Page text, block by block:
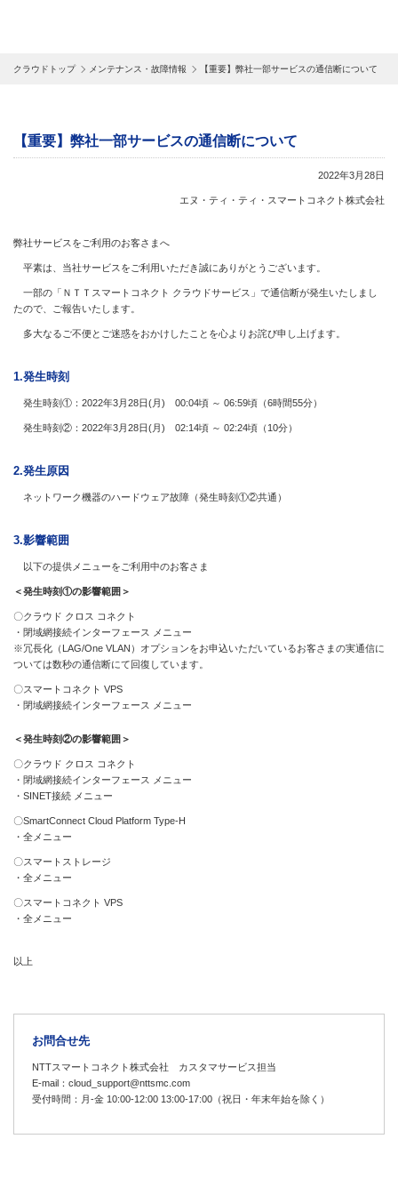
クラウドトップ メンテナンス・故障情報 【重要】弊社一部サービスの通信断について
【重要】弊社一部サービスの通信断について
2022年3月28日
エヌ・ティ・ティ・スマートコネクト株式会社
弊社サービスをご利用のお客さまへ
平素は、当社サービスをご利用いただき誠にありがとうございます。
一部の「ＮＴＴスマートコネクト クラウドサービス」で通信断が発生いたしまし
たので、ご報告いたします。
多大なるご不便とご迷惑をおかけしたことを心よりお詫び申し上げます。
1.発生時刻
発生時刻①：2022年3月28日(月) 00:04頃 ～ 06:59頃（6時間55分）
発生時刻②：2022年3月28日(月) 02:14頃 ～ 02:24頃（10分）
2.発生原因
ネットワーク機器のハードウェア故障（発生時刻①②共通）
3.影響範囲
以下の提供メニューをご利用中のお客さま
＜発生時刻①の影響範囲＞
〇クラウド クロス コネクト
・閉域網接続インターフェース メニュー
※冗長化（LAG/One VLAN）オプションをお申込いただいているお客さまの実通信に
ついては数秒の通信断にて回復しています。
〇スマートコネクト VPS
・閉域網接続インターフェース メニュー
＜発生時刻②の影響範囲＞
〇クラウド クロス コネクト
・閉域網接続インターフェース メニュー
・SINET接続 メニュー
〇SmartConnect Cloud Platform Type-H
・全メニュー
〇スマートストレージ
・全メニュー
〇スマートコネクト VPS
・全メニュー
以上
お問合せ先
NTTスマートコネクト株式会社 カスタマサービス担当
E-mail：cloud_support@nttsmc.com
受付時間：月-金 10:00-12:00 13:00-17:00（祝日・年末年始を除く）